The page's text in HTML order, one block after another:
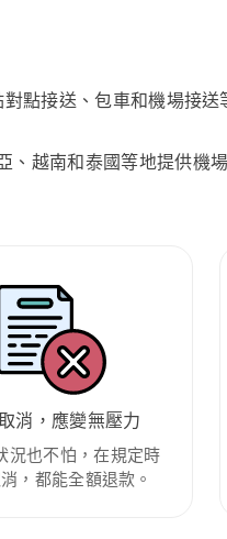
點接送、包車和機場接送
越南和泰國等地提供機
消，應變無壓力
況也不怕，在規定時
，都能全額退款。